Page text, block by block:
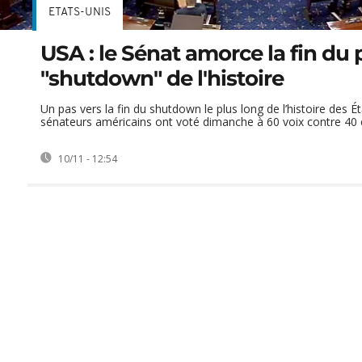
ETATS-UNIS
USA : le Sénat amorce la fin du
"shutdown" de l'histoire
Un pas vers la fin du shutdown le plus long de l’histoire des
sénateurs américains ont voté dimanche à 60 voix contre 40
10/11 - 12:54